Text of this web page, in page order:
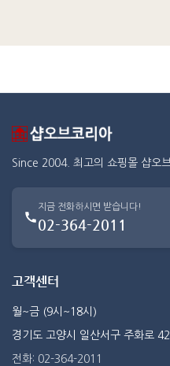
Since 2004. 최고의 쇼핑몰 샵오
지금 전화하시면 받습니다!
02-364-2011
고객센터
월~금 (9시~18시)
경기도 고양시 일산서구 주화로
전화: 02-364-2011